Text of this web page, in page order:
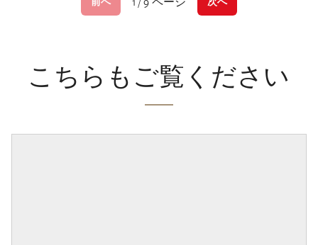
こちらもご覧ください